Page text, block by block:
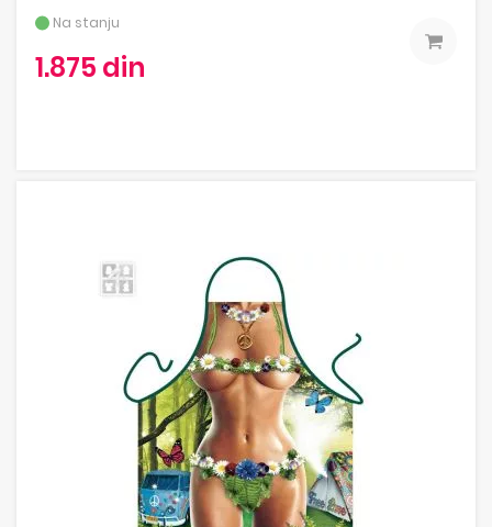
Na stanju
1.875 din